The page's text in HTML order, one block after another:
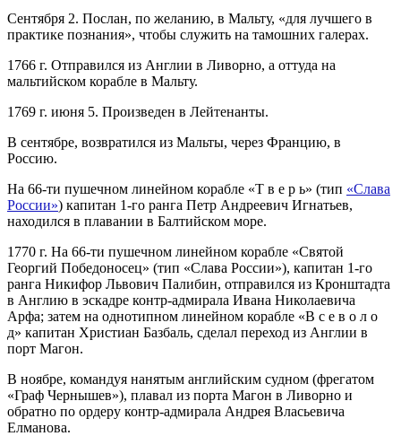
Сентября 2. Послан, по желанию, в Мальту, «для лучшего в
практике познания», чтобы служить на тамошних галерах.
1766 г. Отправился из Англии в Ливорно, а оттуда на
мальтийском корабле в Мальту.
1769 г. июня 5. Произведен в Лейтенанты.
В сентябре, возвратился из Мальты, через Францию, в
Россию.
На 66-ти пушечном линейном корабле «Т в е р ь» (тип «Слава
России») капитан 1-го ранга Петр Андреевич Игнатьев,
находился в плавании в Балтийском море.
1770 г. На 66-ти пушечном линейном корабле «Святой
Георгий Победоносец» (тип «Слава России»), капитан 1-го
ранга Никифор Львович Палибин, отправился из Кронштадта
в Англию в эскадре контр-адмирала Ивана Николаевича
Арфа; затем на однотипном линейном корабле «В с е в о л о
д» капитан Христиан Базбаль, сделал переход из Англии в
порт Магон.
В ноябре, командуя нанятым английским судном (фрегатом
«Граф Чернышев»), плавал из порта Магон в Ливорно и
обратно по ордеру контр-адмирала Андрея Власьевича
Елманова.